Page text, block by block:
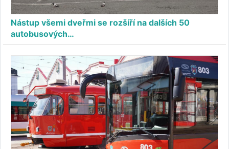
Nástup všemi dveřmi se rozšíří na dalších 50
autobusových…